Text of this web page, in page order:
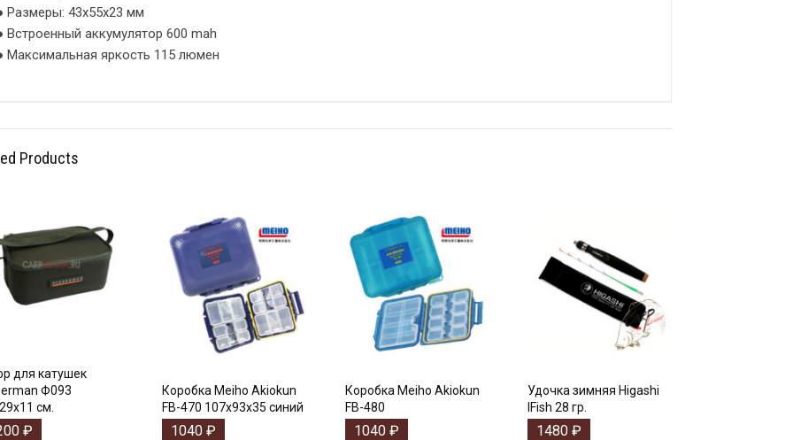
Размеры: 43х55х23 мм
Встроенный аккумулятор 600 mah
Максимальная яркость 115 люмен
Products
для катушек
Ф093
см.
₽
Коробка Meiho Akiokun
FB-470 107x93x35 синий
1040 ₽
Коробка Meiho Akiokun
FB-480
1040 ₽
Удочка зимняя Higashi
IFish 28 гр.
1480₽